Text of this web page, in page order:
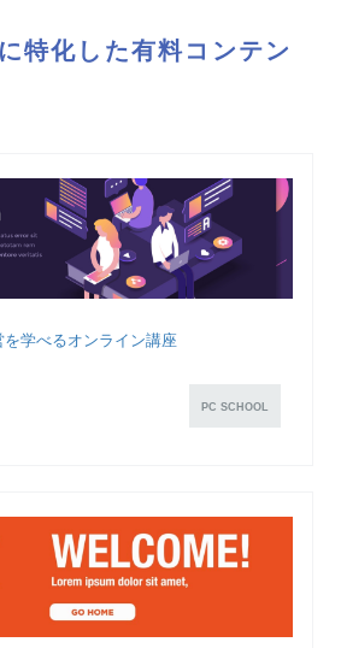
特化した有料コンテン
学べるオンライン講座
PC SCHOOL